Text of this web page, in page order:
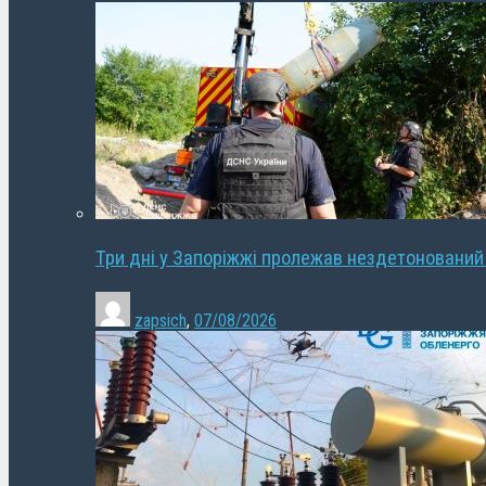
Три дні у Запоріжжі пролежав
zapsich, 07/08/2026